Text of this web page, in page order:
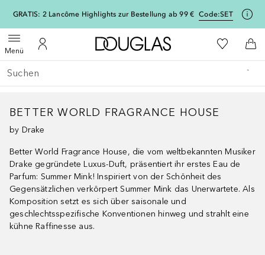
GRATIS: 2 Lancôme Highlights zur Bestellung ab 99 € Code:SET
MenüMenü öffnenZu Meinem Kundenkonto
Zur Douglas Startseite
Zu Meiner
Gehe zurück
Suche ausführen
BETTER WORLD FRAGRANCE HOUSE
by Drake
Better World Fragrance House, die vom weltbekannten Musiker
Drake gegründete Luxus-Duft, präsentiert ihr erstes Eau de
Parfum: Summer Mink! Inspiriert von der Schönheit des
Gegensätzlichen verkörpert Summer Mink das Unerwartete. Als
Komposition setzt es sich über saisonale und
geschlechtsspezifische Konventionen hinweg und strahlt eine
kühne Raffinesse aus.